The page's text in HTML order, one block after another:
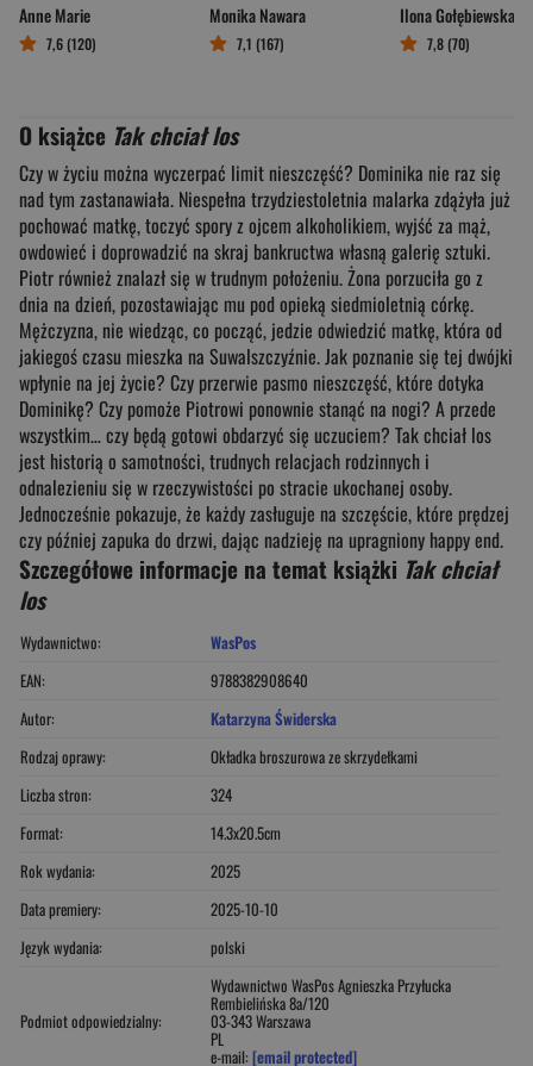
Anne Marie
7,6 (120)
Monika Nawara
7,1 (167)
Ilona Gołębiewska
7,8 (70)
O książce Tak chciał los
Czy w życiu można wyczerpać limit nieszczęść? Dominika nie raz się
nad tym zastanawiała. Niespełna trzydziestoletnia malarka zdążyła już
pochować matkę, toczyć spory z ojcem alkoholikiem, wyjść za mąż,
owdowieć i doprowadzić na skraj bankructwa własną galerię sztuki.
Piotr również znalazł się w trudnym położeniu. Żona porzuciła go z
dnia na dzień, pozostawiając mu pod opieką siedmioletnią córkę.
Mężczyzna, nie wiedząc, co począć, jedzie odwiedzić matkę, która od
jakiegoś czasu mieszka na Suwalszczyźnie. Jak poznanie się tej dwójki
wpłynie na jej życie? Czy przerwie pasmo nieszczęść, które dotyka
Dominikę? Czy pomoże Piotrowi ponownie stanąć na nogi? A przede
wszystkim… czy będą gotowi obdarzyć się uczuciem? Tak chciał los
jest historią o samotności, trudnych relacjach rodzinnych i
odnalezieniu się w rzeczywistości po stracie ukochanej osoby.
Jednocześnie pokazuje, że każdy zasługuje na szczęście, które prędzej
czy później zapuka do drzwi, dając nadzieję na upragniony happy end.
Szczegółowe informacje na temat książki Tak chciał
los
Wydawnictwo:
WasPos
EAN:
9788382908640
Autor:
Katarzyna Świderska
Rodzaj oprawy:
Okładka broszurowa ze skrzydełkami
Liczba stron:
324
Format:
14.3x20.5cm
Rok wydania:
2025
Data premiery:
2025-10-10
Język wydania:
polski
Podmiot odpowiedzialny:
Wydawnictwo WasPos Agnieszka Przyłucka
Rembielińska 8a/120
03-343 Warszawa
PL
e-mail: [email protected]